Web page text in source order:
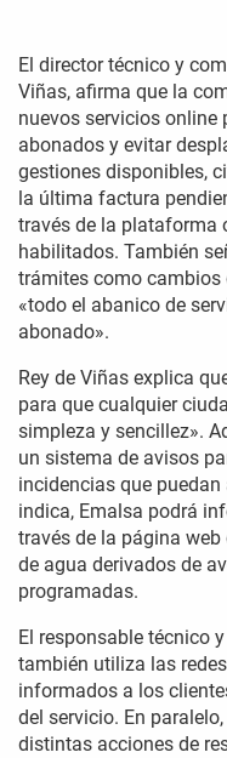
El director técnico y
Viñas, afirma que la
nuevos servicios
abonados y evitar
gestiones disponibles,
la última factura
través de la plataforma
habilitados. También
trámites como cambios
«todo el abanico de
abonado».
Rey de Viñas explica
para que cualquier
simpleza y sencillez».
un sistema de avisos
incidencias que
indica, Emalsa podrá
través de la página
de agua derivados de
programadas.
El responsable técnico
también utiliza las
informados a los
del servicio. En
distintas acciones de